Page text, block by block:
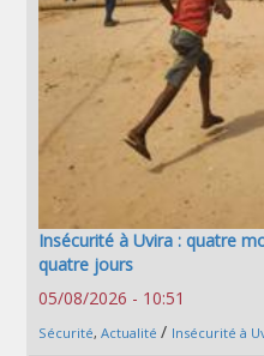
Insécurité à Uvira : quatre
quatre jours
05/08/2026 - 10:51
Sécurité, Actualité / Insécurité à